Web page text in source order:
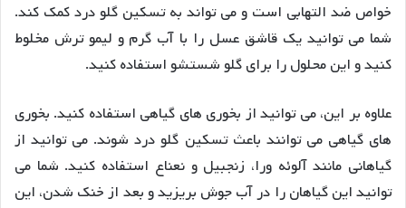
خواص ضد التهابی است و می تواند به تسکین گلو درد کمک کند.
شما می توانید یک قاشق عسل را با آب گرم و لیمو ترش مخلوط
کنید و این محلول را برای گلو شستشو استفاده کنید.
علاوه بر این، می توانید از بخوری های گیاهی استفاده کنید. بخوری
های گیاهی می توانند باعث تسکین گلو درد شوند. می توانید از
گیاهانی مانند آلوئه ورا، زنجبیل و نعناع استفاده کنید. شما می
توانید این گیاهان را در آب جوش بریزید و بعد از خنک شدن، این